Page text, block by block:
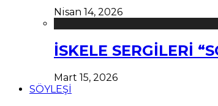
Nisan 14, 2026
İSKELE SERGİLERİ
Mart 15, 2026
SÖYLEŞİ